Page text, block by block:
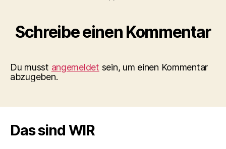
Schreibe einen Kommentar
Du musst angemeldet sein, um einen Kommentar
abzugeben.
Das sind WIR